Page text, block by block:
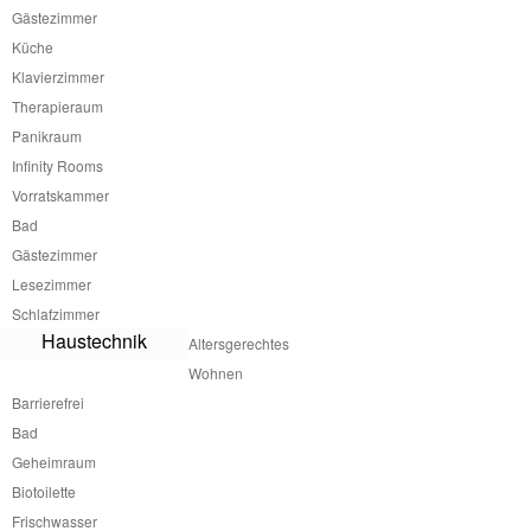
Gästezimmer
Küche
Klavierzimmer
Therapieraum
Panikraum
Infinity Rooms
Vorratskammer
Bad
Gästezimmer
Lesezimmer
Schlafzimmer
Haustechnik
Altersgerechtes
Wohnen
Barrierefrei
Bad
Geheimraum
Biotoilette
Frischwasser
Aufstocken Tinyhaus
Nachverdichtung Tinyhaus
Wellness Modul
Küchenmodul Garten
Saunamodul Garten
Parklet Social
Downsize Living
Downsizing
Small House
Waldchalet
Hobbithaus
Homeoffice Cabin
Glamping
Mini Hochhaus
Mini Wohnturm
Shack
Triangle Shack
Beach Shack